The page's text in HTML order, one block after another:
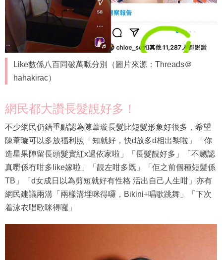
Like數係八百同破萬嘅分別（圖片來源：Threads＠
hahakirac）
網民都大讚長髮靚好多！
不少網民仍錯重點認為陳葦璇長髮比短髮形象好很多，希望
陳葦璇可以多放福利照「知就好，快d放多d相出黎啦」「你
造星果陣留長頭髮實紅x過依家啦」「長髮靚好多」「不嬲認
真嘢係冇咁多like嫁啦」「靚左咁多既」「佢之前個種短髮係
TB」「d女成日以為剪短就好有性格 活出自己人生咁」亦有
網民建議兩溝「兩樣溝埋咪得囉，Bikini+唱歌跳舞」「下次
着泳衣唱歌咪得囉」